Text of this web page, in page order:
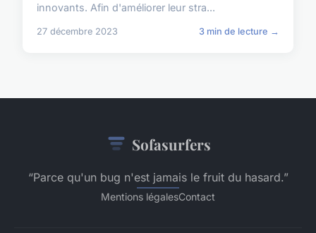
innovants. Afin d'améliorer leur stra...
27 décembre 2023 3 min de lecture →
Sofasurfers
“Parce qu'un bug n'est jamais le fruit du hasard.”
Mentions légalesContact